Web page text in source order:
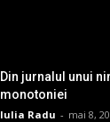
Din jurnalul unui
monotoniei
Iulia Radu - mai 8,